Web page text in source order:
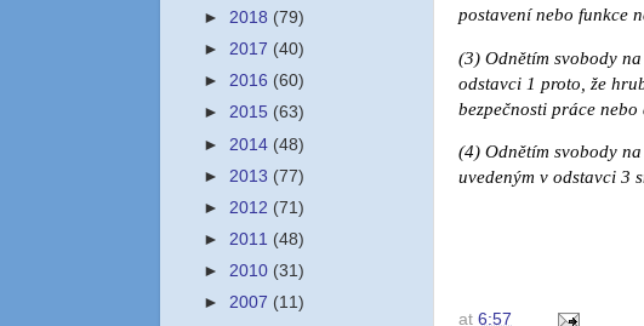
postavení nebo funkce
(3) Odnětím svobody
odstavci 1 proto, že
bezpečnosti práce
(4) Odnětím svobody
uvedeným v odstavci 3
at 6:57
► 2018 (79)
► 2017 (40)
► 2016 (60)
► 2015 (63)
► 2014 (48)
► 2013 (77)
► 2012 (71)
► 2011 (48)
► 2010 (31)
► 2007 (11)